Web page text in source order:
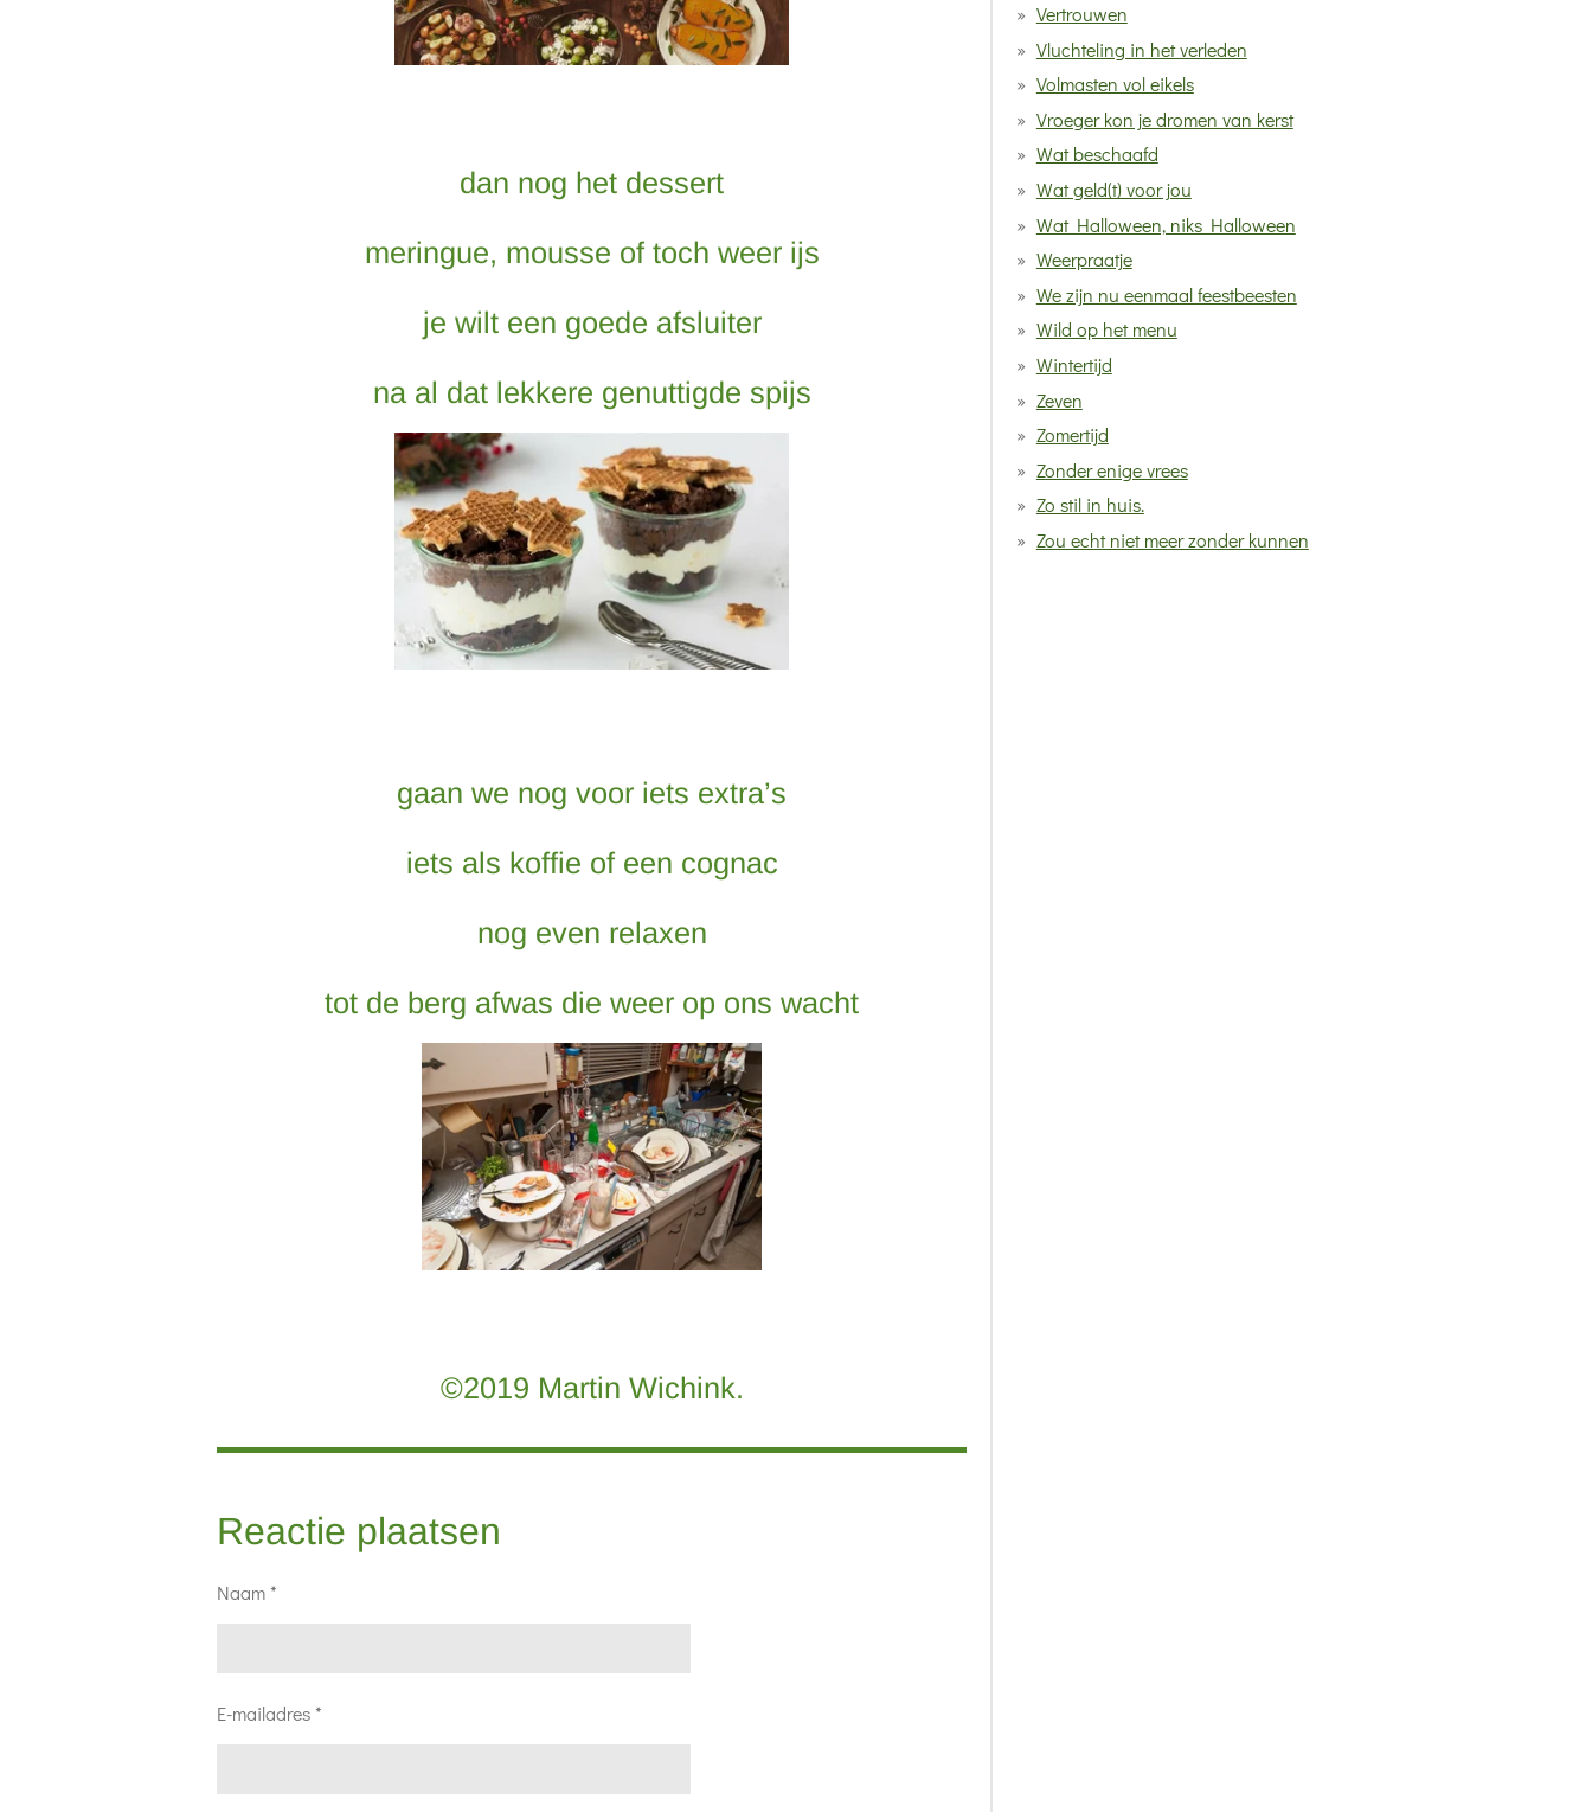
dan nog het dessert
meringue, mousse of toch weer ijs
je wilt een goede afsluiter
na al dat lekkere genuttigde spijs
gaan we nog voor iets extra’s
iets als koffie of een cognac
nog even relaxen
tot de berg afwas die weer op ons wacht
©2019 Martin Wichink.
Reactie plaatsen
Naam *
E-mailadres *
Vertrouwen
Vluchteling in het verleden
Volmasten vol eikels
Vroeger kon je dromen van kerst
Wat beschaafd
Wat geld(t) voor jou
Wat Halloween, niks Halloween
Weerpraatje
We zijn nu eenmaal feestbeesten
Wild op het menu
Wintertijd
Zeven
Zomertijd
Zonder enige vrees
Zo stil in huis.
Zou echt niet meer zonder kunnen